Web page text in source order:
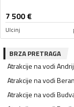
7 500€
Ulcinj
BRZA PRETRAGA
Atrakcije na vodi
Atrakcije na vodi
Atrakcije na vodi